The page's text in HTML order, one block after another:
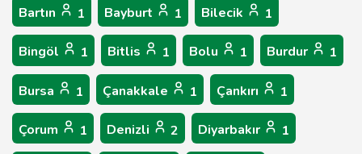
Bartın 1 Bayburt 1 Bilecik 1
Bingöl 1 Bitlis 1 Bolu 1 Burdur 1
Bursa 1 Çanakkale 1 Çankırı 1
Çorum 1 Denizli 2 Diyarbakır 1